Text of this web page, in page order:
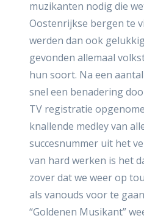
muzikanten nodig die
Oostenrijkse bergen te
werden dan ook
gevonden allemaal
hun soort. Na een
snel een benadering
TV registratie
knallende medley van
succesnummer uit het
van hard werken is het
zover dat we weer op
als vanouds voor te
“Goldenen Musikant”